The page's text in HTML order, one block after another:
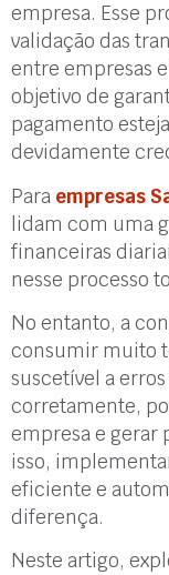
empresa. Esse
validação das
entre empresas
objetivo de
pagamento
devidamente
Para empresas
lidam com uma
financeiras
nesse processo
No entanto, a
consumir muito
suscetível a
corretamente,
empresa e gerar
isso,
eficiente e
diferença.
Neste artigo,